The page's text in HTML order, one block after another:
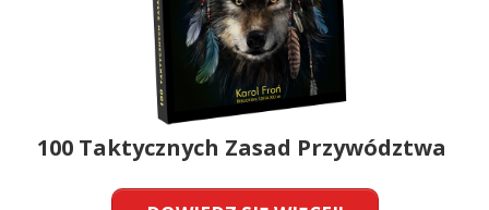
100 Taktycznych Zasad Przywództwa